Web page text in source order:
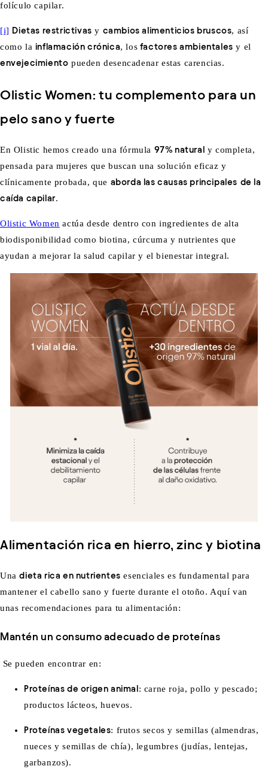
folículo capilar.
[i] Dietas restrictivas y cambios alimenticios bruscos, así
como la inflamación crónica, los factores ambientales y el
envejecimiento pueden desencadenar estas carencias.
Olistic Women: tu complemento para un
pelo sano y fuerte
En Olistic hemos creado una fórmula 97% natural
y completa,
pensada para mujeres que buscan una solución eficaz y
clínicamente probada, que aborda las causas principales de la
caída capilar.
Olistic Women actúa desde dentro con ingredientes de alta
biodisponibilidad como biotina, cúrcuma y nutrientes que
ayudan a mejorar la salud capilar y el bienestar integral.
Alimentación rica en hierro, zinc y biotina
Unadieta rica en nutrientes esenciales es fundamental para
mantener el cabello sano y fuerte durante el otoño. Aquí van
unas recomendaciones para tu alimentación:
Mantén un consumo adecuado de proteínas
Se pueden encontrar en:
Proteínas de origen animal : carne roja, pollo y pescado;
productos lácteos, huevos.
Proteínas vegetales: frutos secos y semillas (almendras,
nueces y semillas de chía), legumbres (judías, lentejas,
garbanzos).